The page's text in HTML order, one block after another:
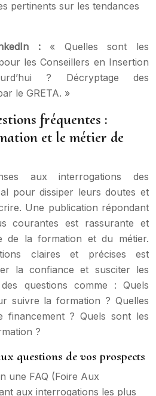
pertinents sur les tendances
: « Quelles sont les
les Conseillers en Insertion
? Décryptage des
le GRETA. »
fréquentes :
et le métier de
aux interrogations des
pour dissiper leurs doutes et
Une publication répondant
courantes est rassurante et
de la formation et du métier.
claires et précises est
la confiance et susciter les
questions comme : Quels
suivre la formation ? Quelles
financement ? Quels sont les
?
questions de vos prospects
une FAQ (Foire Aux
aux interrogations les plus